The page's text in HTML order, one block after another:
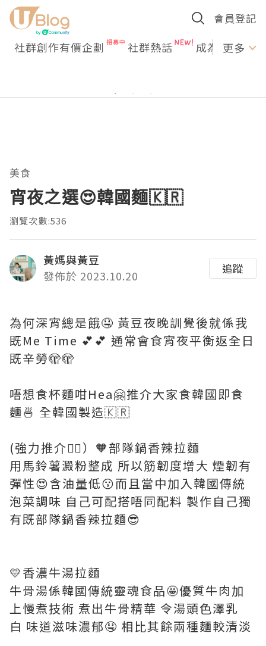
會員登記
社群創作有價企劃 社群熱話 成為U更多
美食
宵夜之選😍韓國麵🇰🇷
瀏覽次數:536
黃媽與黃豆
發佈於 2023.10.20
追蹤
為何深宵總是餓🤤 黃豆夜晚訓覺後就係我
既Me Time 💕💕 通常會食宵夜平衡返全日
既辛勞🫣🫣
唔想食杯麵咁Hea🤗推介大家食韓國即食
麵🍜 全韓國製造🇰🇷
(強力推介👍🏻）🧡部隊鍋香辣拉麵
用馬鈴薯澱粉整成 所以筋韌度增大 煙韌有
彈性😍含油量低😗而且當中加入韓國傳統
泡菜調味 自己可配搭唔同配料 製作自己獨
有既部隊鍋香辣拉麵😎
💛香濃牛湯拉麵
牛骨湯係韓國傳統靈魂食品🤩優質牛肉加
上慢煮技術 煮出牛骨精華 令湯頭色澤乳
白 味道滋味濃郁🤤 相比其餘兩種麵較清淡